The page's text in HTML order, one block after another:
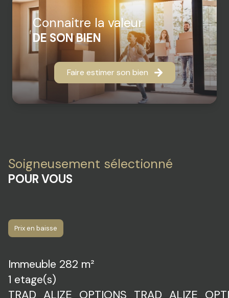
Connaitre la valeur
DE SON BIEN
Faire estimer son bien
Soigneusement sélectionné
POUR VOUS
Prix en baisse
Immeuble 282 m²
1 etage(s)